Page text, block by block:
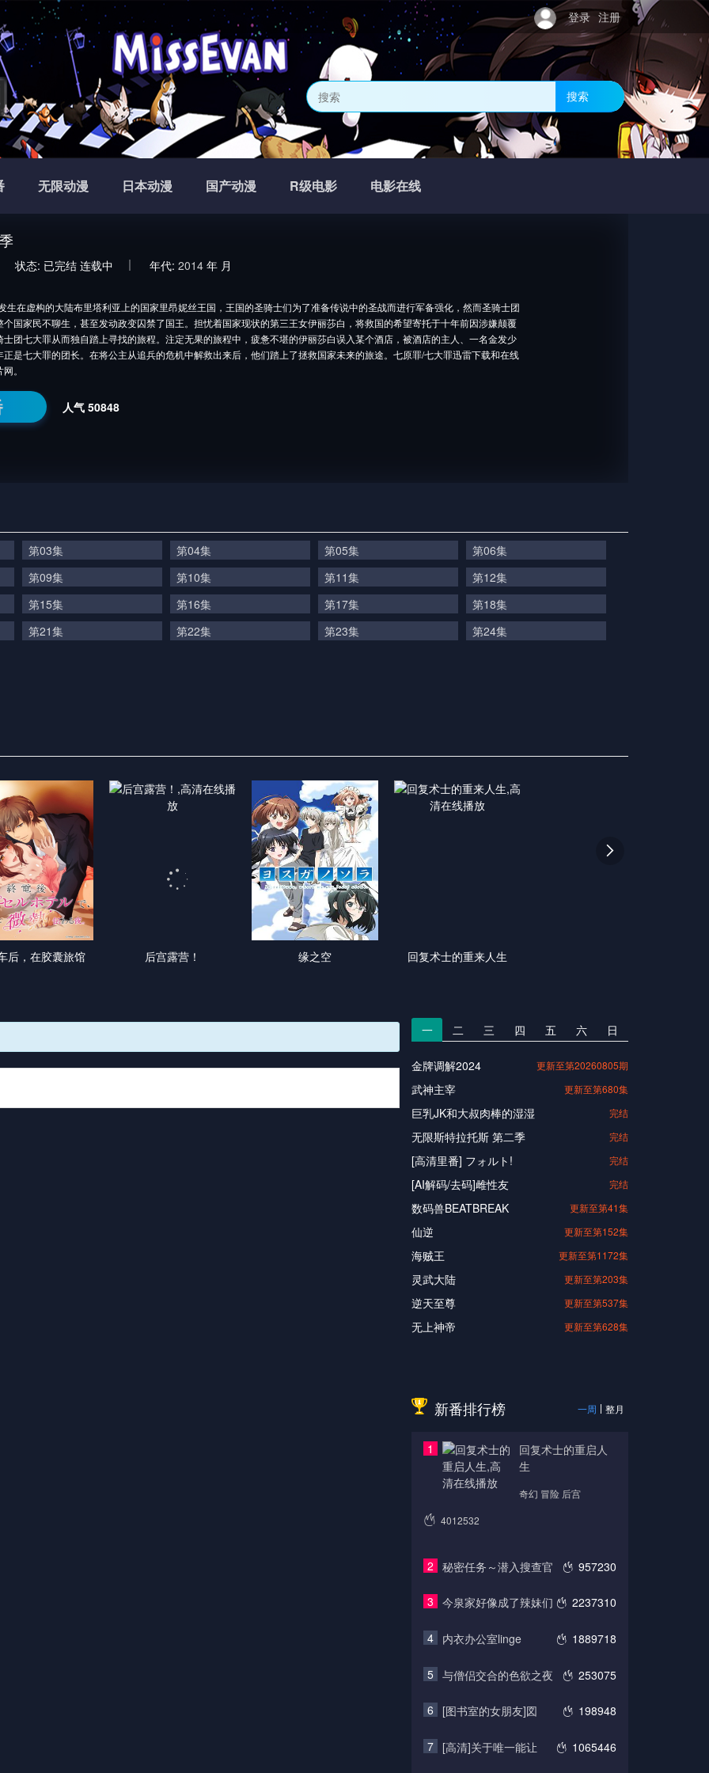
登录 注册
搜索
无限动漫 日本动漫 国产动漫 R级电影 电影在线
状态: 已完结 连载中 年代: 2014 年 月
生在虚构的大陆布里塔利亚上的国家里昂妮丝王国，王国的圣骑士们为了准备传说中的圣战而进行军备强化，然而圣骑士团
个国家民不聊生，甚至发动政变囚禁了国王。担忧着国家现状的第三王女伊丽莎白，将救国的希望寄托于十年前因涉嫌颠覆
士团七大罪从而独自踏上寻找的旅程。注定无果的旅程中，疲惫不堪的伊丽莎白误入某个酒店，被酒店的主人、一名金发少
正是七大罪的团长。在将公主从追兵的危机中解救出来后，他们踏上了拯救国家未来的旅途。七原罪/七大罪迅雷下载和在线
。
人气 50848
第03集 第04集 第05集
第06集
第09集
第10集 第11集
第12集
第15集
第16集 第17集
第18集
第21集
第22集 第23集 第24集
后，在胶囊旅馆 后宫露营！ 缘之空 回复术士的重来人生

一 二 三 四 五 六 日
金牌调解2024 更新至第20260805期
武神主宰 更新至第680集
巨乳JK和大叔肉棒的湿湿 完结
无限斯特拉托斯 第二季 完结
[高清里番] フォルト! 完结
[AI解码/去码]雌性友 完结
数码兽BEATBREAK 更新至第41集
仙逆 更新至第152集
海贼王 更新至第1172集
灵武大陆 更新至第203集
逆天至尊 更新至第537集
无上神帝 更新至第628集
新番排行榜 一周 整月
1
回复术士的重启人
生
奇幻 冒险 后宫
4012532
2 957230
秘密任务～潜入搜查官
3 2237310
今泉家好像成了辣妹们
4 1889718
内衣办公室linge
5 253075
与僧侣交合的色欲之夜
6 198948
[图书室的女朋友]図
7 1065446
[高清]关于唯一能让